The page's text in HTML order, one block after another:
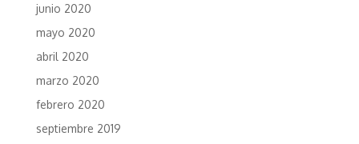
junio 2020
mayo 2020
abril 2020
marzo 2020
febrero 2020
septiembre 2019